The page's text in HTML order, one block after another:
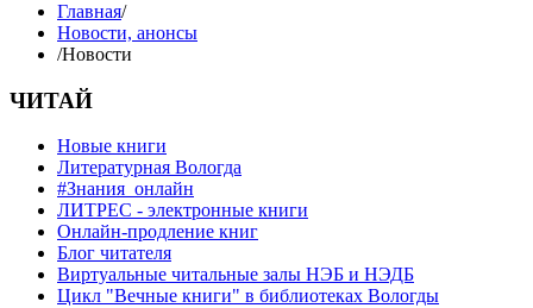
Главная/
Новости, анонсы
/Новости
ЧИТАЙ
Новые книги
Литературная Вологда
#Знания_онлайн
ЛИТРЕС - электронные книги
Онлайн-продление книг
Блог читателя
Виртуальные читальные залы НЭБ и НЭДБ
Цикл "Вечные книги" в библиотеках Вологды